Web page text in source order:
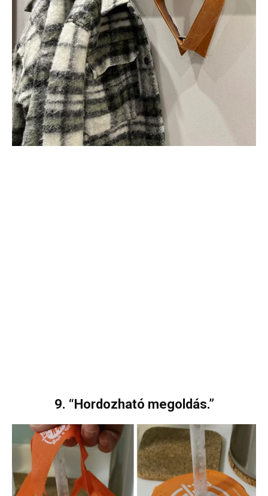
9. “Hordozható megoldás.”